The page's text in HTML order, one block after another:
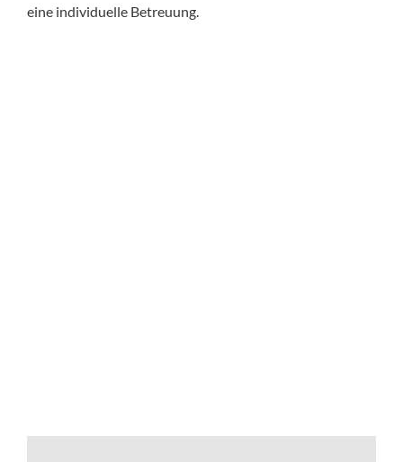
eine individuelle Betreuung.